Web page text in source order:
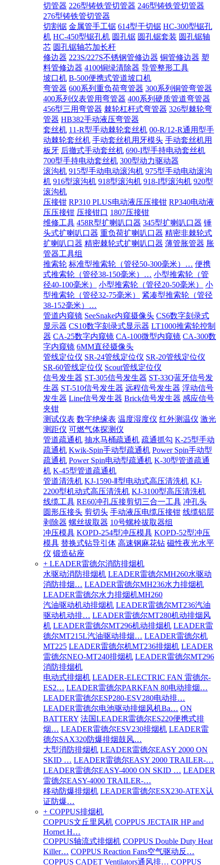
切管器 226型铸铁管切管器 246型铸铁管切管器
276型铸铁管切管器
切割锯 金属管手工锯 614型干切锯 HC-300型锯孔
机 HC-450型锯孔机 圆孔锯 圆孔锯套装 圆孔锯轴
芯 圆孔锯轴芯加长杆
修边器 223S/227S不锈钢管修边器 铜管修边器 塑
料管修边器 4100铜绿清除器 导管整形工具
坡口机 B-500便携式管道坡口机
弯管器 600系列重负荷弯管器 300系列铜管弯管器
400系列仪表管用弯管器 400系列硬质管道弯管器
456型三用弯管器 棘轮杠杆式弯管器 326型棘轮弯
管器 HB382手动液压弯管器
套丝机 11-R型手动棘轮套丝机 00-R/12-R通用型手
动棘轮套丝机 手动套丝机用牙模头 手动套丝机用
板牙 后撤式手动套丝机 690-I型手持电动套丝机
700型手持电动套丝机 300型动力驱动器
滚沟机 915型手动电动滚沟机 975型手动电动滚沟
机 916型滚沟机 918型滚沟机 918-I型滚沟机 920型
滚沟机
压接钳 RP310 PLUS电动液压压接钳 RP340电动液
压压接钳 压接钳口 1807压接钳
维修工具 458R型扩喇叭口器 345型扩喇叭口器 锤
头式扩喇叭口器 重负荷扩喇叭口器 精密非棘轮式
扩喇叭口器 精密棘轮式扩喇叭口器 薄管胀管器 胀
管器工具组
推索轮 标准型推索轮（管径50-300毫米）… 便携
式推索轮（管径38-150毫米）… 小型推索轮（管
径40-100毫米）
小型推索轮（管径20-50毫米）
小
型推索轮（管径32-75毫米）
紧凑型推索轮（管径
38-152毫米）…
管道内窥镜 SeeSnake内窥摄像头 CS6数字刻录式
显示器 CS10数字刻录式显示器 LT1000推索轮控制
器 CA-25数字内窥镜 CA-100微型内窥镜 CA-300数
字内窥镜 6MM直径摄像头
管线定位仪 SR-24管线定位仪 SR-20管线定位仪
SR-60管线定位仪 Scout管线定位仪
信号发生器 ST-305信号发生器 ST-33Q蓝牙信号发
生器 ST-510信号发生器 远程信号发生器 浮动信号
发生器 Line信号发生器 Brick信号发生器 感应信号
夹钳
测试仪表 数字绝缘表 温度湿度仪 红外测温仪 激光
测距仪 可燃气体探测仪
管道疏通机 抽水马桶疏通机 疏通抓勾 K-25型手动
疏通机 Kwik-Spin手动型疏通机 Power Spin手动型
疏通机 Power Spin电动型疏通机 K-30型管道疏通
机 K-45型管道疏通机
管道清洗机 KJ-1590-Ⅱ型电动式高压清洗机 KJ-
2200型机动式高压清洗机 KJ-3100型高压清洗机
线缆工具 RE60冲孔压接剪切三合一工具 冲孔头
圆形压接头 剪切头 手动液压电缆压接钳 线缆铝层
剥除器 螺丝拔取器 10号螺栓拔取器组
冲压模具 KOPD-254型冲压模具 KOPD-52型冲压
模具 替换式钻导引体 高速钢麻花钻 磁性夜光水平
仪 锻造砧座
+ LEADER雷德尔消防排烟机
水驱动消防排烟机 LEADER雷德尔MH260水驱动
消防排烟… LEADER雷德尔MH236水力排烟机
LEADER雷德尔水力排烟机MH260
汽油驱动机动排烟机 LEADER雷德尔MT236汽油
驱动机动排… LEADER雷德尔MT280机动排烟风
机 LEADER雷德尔MT296机动排烟机 LEADER雷
德尔MT215L汽油驱动排烟… LEADER雷德尔机
MT225 LEADER雷德尔机MT236排烟机 LEADER
雷德尔NEO-MT240排烟机 LEADER雷德尔MT296
消防排烟机
电动式排烟机 LEADER-ELECTRIC FAN 雷德尔-
ES2… LEADER雷德尔PARKFAN 80电动排烟…
LEADER雷德尔ESP280-ESV280电动排…
LEADER雷德尔电池驱动排烟风机Ba… ON
BATTERY 法国LEADER雷德尔ES220便携式排
烟… LEADER雷德尔ESV230排烟机 LEADER雷
德尔SAX320防爆排烟鼓风…
大型消防排烟机 LEADER雷德尔EASY 2000 ON
SKID … LEADER雷德尔EASY 2000 TRAILER-…
LEADER雷德尔EASY-4000 ON SKID … LEADER
雷德尔EASY-4000 TRAILER-…
移动防爆排烟机 LEADER雷德尔ESX230-ATEX认
证防爆…
+ COPPUS排烟机
COPPUS文丘里风机 COPPUS JECTAIR HP and
Hornet H…
COPPUS轴流式排烟机 COPPUS Double Duty Heat
Killer… COPPUS Reaction Fans空气驱动反…
COPPUS CADET Ventilators通风排… COPPUS